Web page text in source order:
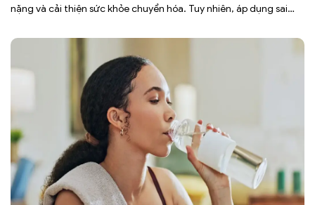
nặng và cải thiện sức khỏe chuyển hóa. Tuy nhiên, áp dụng sai
sức, mất cơ […]